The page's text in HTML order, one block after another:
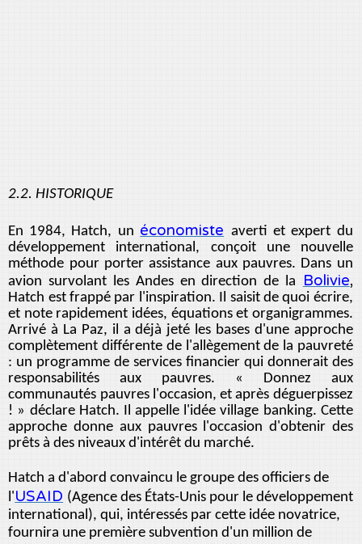
2.2. HISTORIQUE
En 1984, Hatch, un économiste averti et expert du
développement international, conçoit une nouvelle
méthode pour porter assistance aux pauvres. Dans un
avion survolant les Andes en direction de la
Bolivie,
Hatch est frappé par l'inspiration. Il saisit de quoi écrire,
et note rapidement idées, équations et organigrammes.
Arrivé à La Paz, il a déjà jeté les bases d'une approche
complètement différente de l'allègement de la pauvreté
: un programme de services financier qui donnerait des
responsabilités aux pauvres. « Donnez aux
communautés pauvres l'occasion, et après déguerpissez
! » déclare Hatch. Il appelle l'idée village banking. Cette
approche donne aux pauvres l'occasion d'obtenir des
prêts à des niveaux d'intérêt du marché.
Hatch a d'abord convaincu le groupe des officiers de
l'USAID (Agence des États-Unis pour le développement
international), qui, intéressés par cette idée novatrice,
fournira une première subvention d'un million de